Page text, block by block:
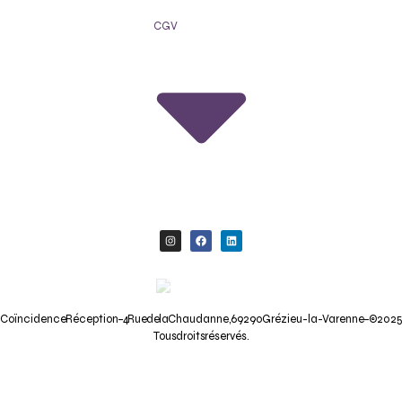
CGV
Coïncidence Réception – 4 Rue de la Chaudanne, 69290 Grézieu-la-Varenne – © 2025
Tous droits réservés.